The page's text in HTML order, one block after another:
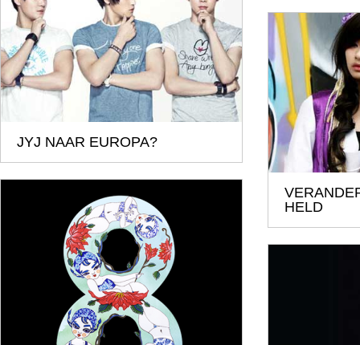
JYJ NAAR EUROPA?
HELD